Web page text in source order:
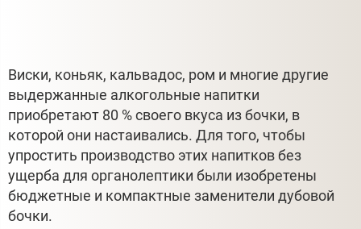
Виски, коньяк, кальвадос, ром и многие другие
выдержанные алкогольные напитки
приобретают 80 % своего вкуса из бочки, в
которой они настаивались. Для того, чтобы
упростить производство этих напитков без
ущерба для органолептики были изобретены
бюджетные и компактные заменители дубовой
бочки.